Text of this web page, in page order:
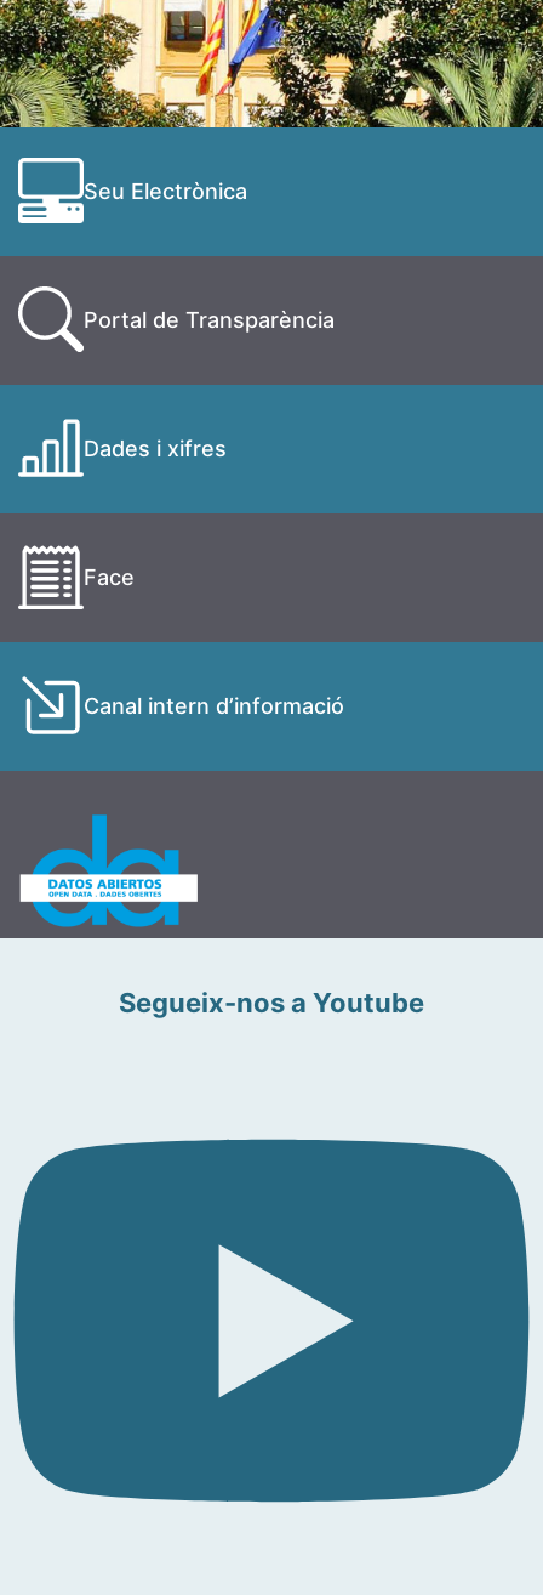
Seu Electrònica
Portal de Transparència
Dades i xifres
Face
Canal intern d’informació
Segueix-nos a Youtube